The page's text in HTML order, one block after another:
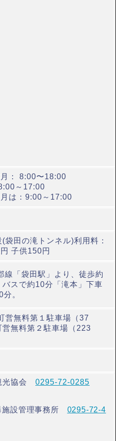
： 8:00〜18:00
～17:00
は：9:00～17:00
袋田の滝トンネル)利用料：
子供150円
「袋田駅」より、徒歩約
バスで約10分「滝本」下車
。
無料第１駐車場（37
営無料第２駐車場（223
光協会 0295-72-0285
施設管理事務所 0295-72-4